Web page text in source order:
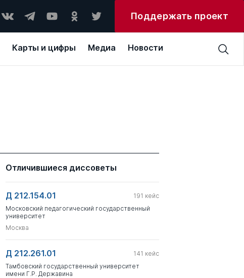
Поддержать проект
Карты и цифры Медиа Новости
Отличившиеся диссоветы
Д 212.154.01 191 кейс
Московский педагогический государственный
университет
Москва
Д 212.261.01 141 кейс
Тамбовский государственный университет
имени Г.Р. Державина